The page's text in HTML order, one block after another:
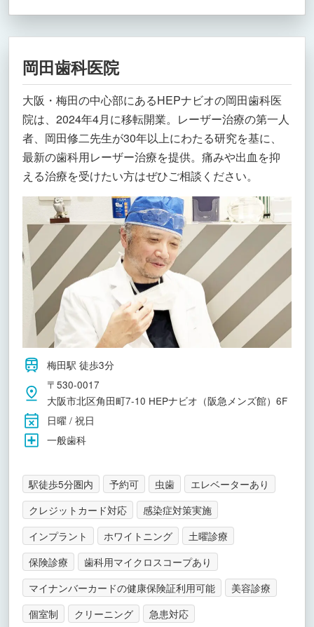
岡田歯科医院
大阪・梅田の中心部にあるHEPナビオの岡田歯科医
院は、2024年4月に移転開業。レーザー治療の第一人
者、岡田修二先生が30年以上にわたる研究を基に、
最新の歯科用レーザー治療を提供。痛みや出血を抑
える治療を受けたい方はぜひご相談ください。
梅田駅 徒歩3分
〒530-0017
大阪市北区角田町7-10 HEPナビオ（阪急メンズ館）6F
日曜 / 祝日
一般歯科
駅徒歩5分圏内 予約可 虫歯
エレベーターあり
クレジットカード対応
感染症対策実施
インプラント
ホワイトニング
土曜診療
保険診療
歯科用マイクロスコープあり
マイナンバーカードの健康保険証利用可能
美容診療
個室制
クリーニング
急患対応